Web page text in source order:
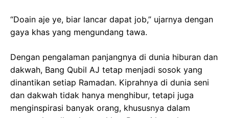
“Doain aje ye, biar lancar dapat job,” ujarnya dengan
gaya khas yang mengundang tawa.
Dengan pengalaman panjangnya di dunia hiburan dan
dakwah, Bang Qubil AJ tetap menjadi sosok yang
dinantikan setiap Ramadan. Kiprahnya di dunia seni
dan dakwah tidak hanya menghibur, tetapi juga
menginspirasi banyak orang, khususnya dalam